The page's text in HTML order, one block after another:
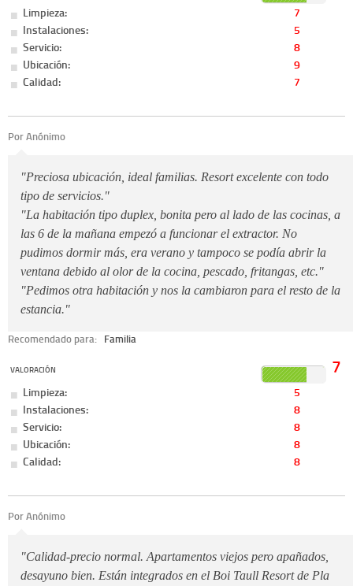
Limpieza:
7
Instalaciones:
5
Servicio:
8
Ubicación:
9
Calidad:
7
Por Anónimo
"Preciosa ubicación, ideal familias. Resort excelente con todo
tipo de servicios."
"La habitación tipo duplex, bonita pero al lado de las cocinas, a
las 6 de la mañana empezó a funcionar el extractor. No
pudimos dormir más, era verano y tampoco se podía abrir la
ventana debido al olor de la cocina, pescado, fritangas, etc."
"Pedimos otra habitación y nos la cambiaron para el resto de la
estancia."
Recomendado para: Familia
VALORACIÓN 7
Limpieza:
5
Instalaciones:
8
Servicio:
8
Ubicación:
8
Calidad:
8
Por Anónimo
"Calidad-precio normal. Apartamentos viejos pero apañados,
desayuno bien. Están integrados en el Boi Taull Resort de Pla